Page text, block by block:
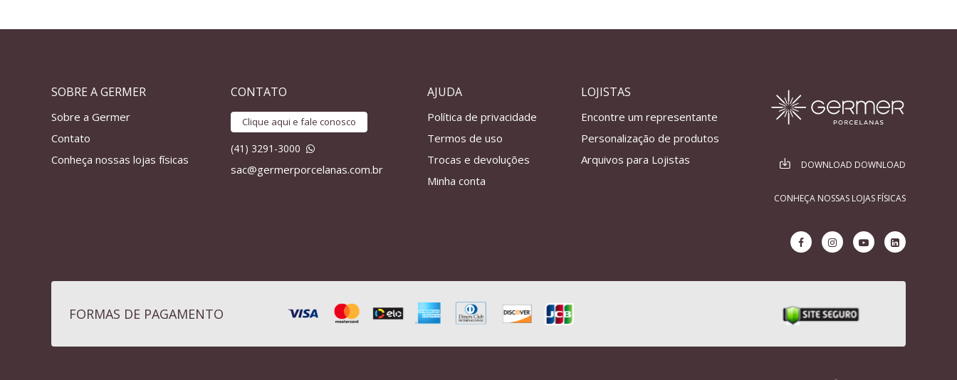
SOBRE A GERMER
Sobre a Germer
Contato
Conheça nossas lojas físicas
CONTATO
Clique aqui e fale conosco
(41) 3291-3000
sac@germerporcelanas.com.br
AJUDA
Política de privacidade
Termos de uso
Trocas e devoluções
Minha conta
LOJISTAS
Encontre um representante
Personalização de produtos
Arquivos para Lojistas
DOWNLOAD DOWNLOAD
CONHEÇA NOSSAS LOJAS FÍSICAS
FORMAS DE PAGAMENTO